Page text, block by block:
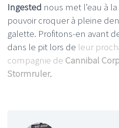
Ingested nous met l’eau à
pouvoir croquer à pleine
galette. Profitons-en avant
dans le pit lors de leur
compagnie de Cannibal
Stormruler.